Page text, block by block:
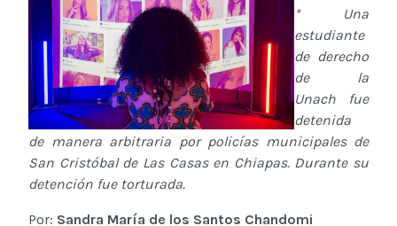
* Una
estudiante
de derecho
de la
Unach fue
detenida
de manera arbitraria por policías municipales de
San Cristóbal de Las Casas en Chiapas. Durante su
detención fue torturada.
Por: Sandra María de los Santos Chandomi